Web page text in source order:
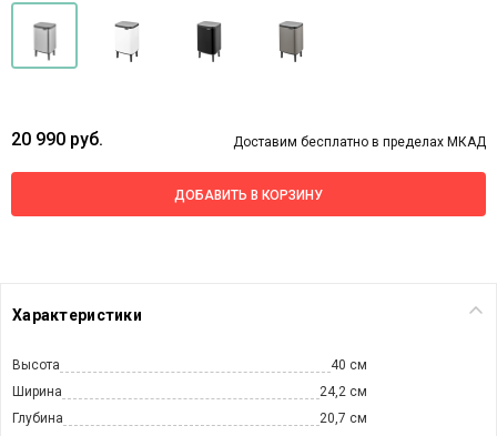
20 990 руб. Доставим бесплатно в пределах МКАД
ДОБАВИТЬ В КОРЗИНУ
Характеристики
Высота
40 см
Ширина
24,2 см
Глубина
20,7 см